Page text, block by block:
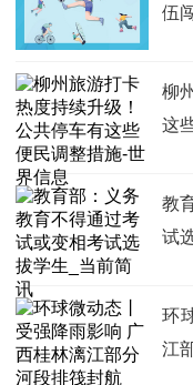
伍
柳
这
教
试
环
江